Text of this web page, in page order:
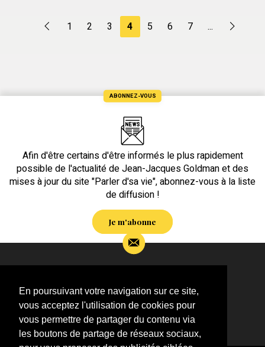
En poursuivant votre navigation sur ce site,
vous acceptez l'utilisation de cookies pour
vous permettre de partager du contenu via
les boutons de partage de réseaux sociaux,
1 2 3 4 5 6 7 ...
ABONNEZ-VOUS
Afin d'être certains d'être informés le plus rapidement
possible de l'actualité de Jean-Jacques Goldman et des
mises à jour du site "Parler d'sa vie", abonnez-vous à la liste
de diffusion !
Je m'abonne
complémentaires sur l’actualité de Jean-Jacques
Goldman,
ÉCRIVEZ-MOI !